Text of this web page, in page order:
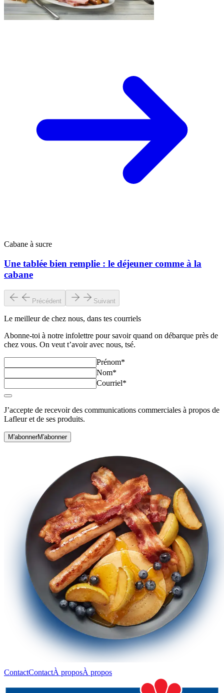
Cabane à sucre
Une tablée bien remplie : le déjeuner comme à la
cabane
Précédent Suivant
Le meilleur de chez nous, dans tes courriels
Abonne‑toi à notre infolettre pour savoir quand on débarque près de
chez vous. On veut t’avoir avec nous, tsé.
Prénom*
Nom*
Courriel*
J’accepte de recevoir des communications commerciales à propos de
Lafleur et de ses produits.
M'abonnerM'abonner
ContactContactÀ proposÀ propos